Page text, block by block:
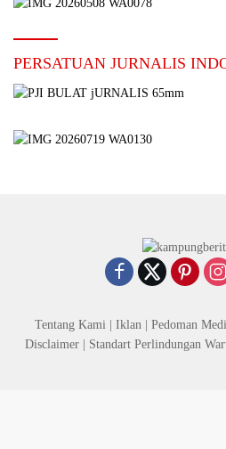
PERSATUAN JURNALIS
Tentang Kami | Iklan | Pedoman
Disclaimer| Standart Perlindungan